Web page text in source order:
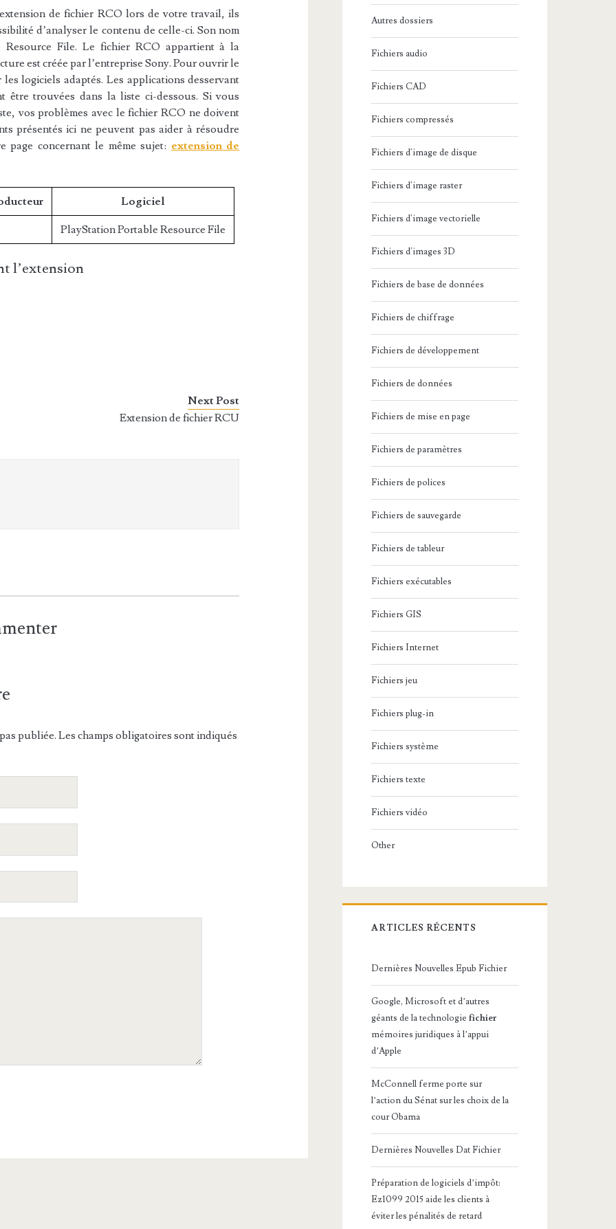
de fichier RCO lors de votre travail, ils
d’analyser le contenu de celle-ci. Son nom
Resource File. Le fichier RCO appartient à la
est créée par l’entreprise Sony. Pour ouvrir le
logiciels adaptés. Les applications desservant
être trouvées dans la liste ci-dessous. Si vous
vos problèmes avec le fichier RCO ne doivent
présentés ici ne peuvent pas aider à résoudre
page concernant le même sujet: extension de
Logiciel
PlayStation Portable Resource File
l’extension
Next Post
Extension de fichier RCU
publiée. Les champs obligatoires sont indiqués
Autres dossiers
Fichiers audio
Fichiers CAD
Fichiers compressés
Fichiers d'image de disque
Fichiers d'image raster
Fichiers d'image vectorielle
Fichiers d'images 3D
Fichiers de base de données
Fichiers de chiffrage
Fichiers de développement
Fichiers de données
Fichiers de mise en page
Fichiers de paramètres
Fichiers de polices
Fichiers de sauvegarde
Fichiers de tableur
Fichiers exécutables
Fichiers GIS
Fichiers Internet
Fichiers jeu
Fichiers plug-in
Fichiers système
Fichiers texte
Fichiers vidéo
Other
ARTICLES RÉCENTS
Dernières Nouvelles Epub Fichier
Google, Microsoft et d’autres
géants de la technologiefichier
mémoires juridiques à l’appui
d’Apple
McConnell ferme porte sur
l’action du Sénat sur les choix de la
cour Obama
Dernières Nouvelles Dat Fichier
Préparation de logiciels d’impôt:
Ez1099 2015 aide les clients à
éviter les pénalités de retard